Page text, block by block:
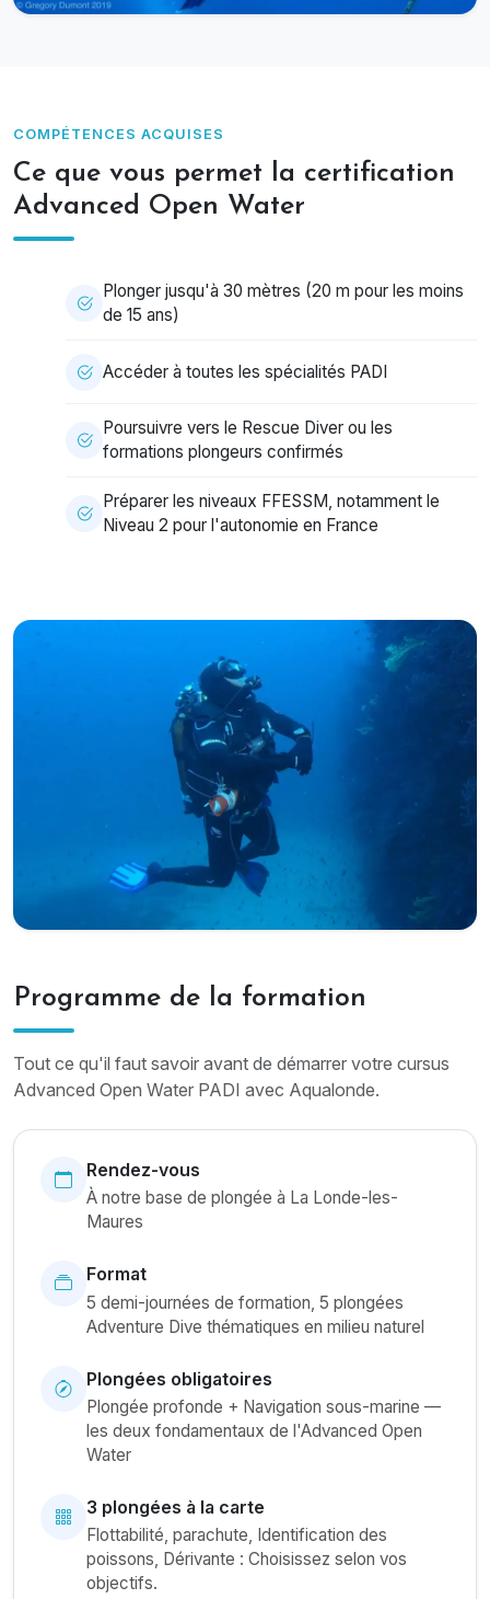
COMPÉTENCES ACQUISES
Ce que vous permet la certification
Advanced Open Water
Plonger jusqu'à 30 mètres (20 m pour les moins
de 15 ans)
Accéder à toutes les spécialités PADI
Poursuivre vers le Rescue Diver ou les
formations plongeurs confirmés
Préparer les niveaux FFESSM, notamment le
Niveau 2 pour l'autonomie en France
Programme de la formation
Tout ce qu'il faut savoir avant de démarrer votre cursus
Advanced Open Water PADI avec Aqualonde.
Rendez-vous
À notre base de plongée à La Londe-les-
Maures
Format
5 demi-journées de formation, 5 plongées
Adventure Dive thématiques en milieu naturel
Plongées obligatoires
Plongée profonde + Navigation sous-marine —
les deux fondamentaux de l'Advanced Open
Water
3 plongées à la carte
Flottabilité, parachute, Identification des
poissons, Dérivante : Choisissez selon vos
objectifs.